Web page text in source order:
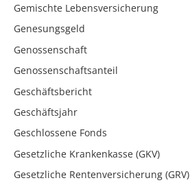
Gemischte Lebensversicherung
Genesungsgeld
Genossenschaft
Genossenschaftsanteil
Geschäftsbericht
Geschäftsjahr
Geschlossene Fonds
Gesetzliche Krankenkasse (GKV)
Gesetzliche Rentenversicherung (GRV)